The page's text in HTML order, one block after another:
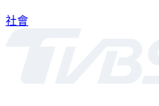
社會